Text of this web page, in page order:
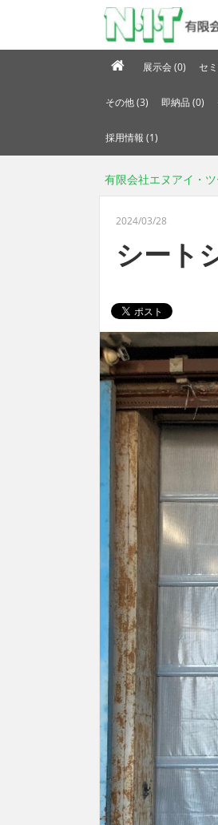
展示会 (0) セ
その他 (3) 即納品 (0)
採用情報 (1)
有限会社エヌアイ・
2024/03/28
シート